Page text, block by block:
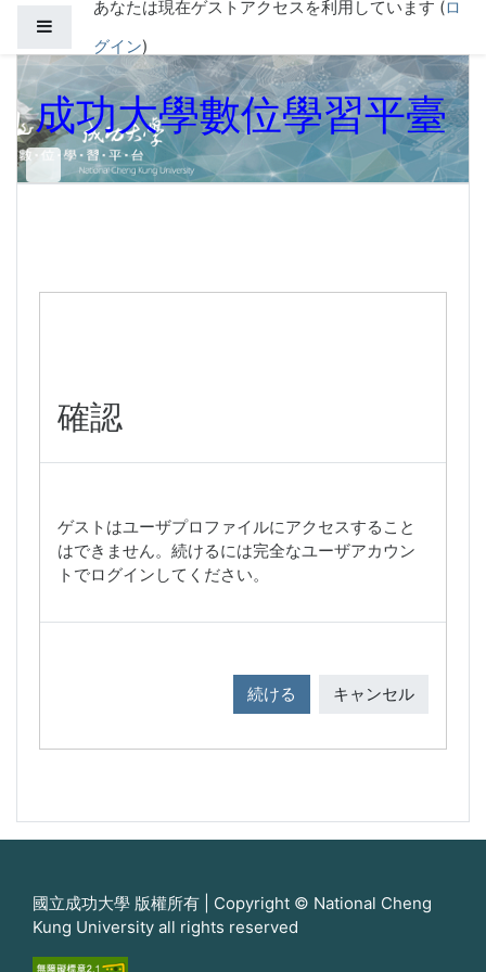
メインコンテンツへスキップする
あなたは現在ゲストアクセスを利用しています (ロ
グイン)
成功大學數位學習平臺
確認
ゲストはユーザプロファイルにアクセスすること
はできません。続けるには完全なユーザアカウン
トでログインしてください。
続ける キャンセル
國立成功大學 版權所有 | Copyright © National Cheng
Kung University all rights reserved